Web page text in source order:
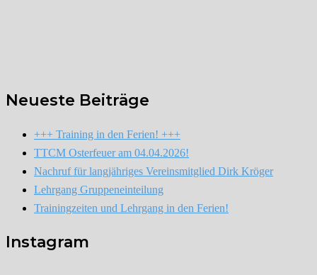
Neueste Beiträge
+++ Training in den Ferien! +++
TTCM Osterfeuer am 04.04.2026!
Nachruf für langjähriges Vereinsmitglied Dirk Kröger
Lehrgang Gruppeneinteilung
Trainingzeiten und Lehrgang in den Ferien!
Instagram